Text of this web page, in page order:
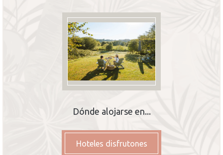
Dónde alojarse en...
Hoteles disfrutones